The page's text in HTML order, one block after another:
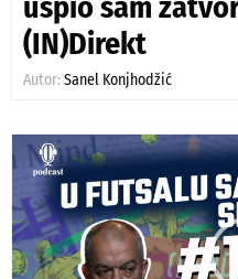
uspio sam
(IN)Direkt
Autor: Sanel Konjhodžić